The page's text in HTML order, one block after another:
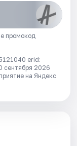
промокод
erid:
сентября 2026
на Яндекс